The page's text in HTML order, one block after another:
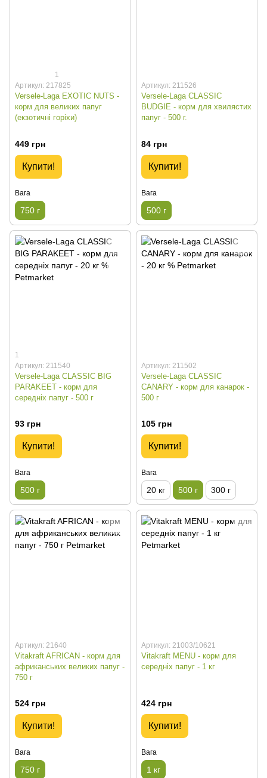
1
Артикул: 217825
Versele-Laga EXOTIC NUTS -
корм для великих папуг
(екзотичні горіхи)
449 грн
Купити!
Вага
750 г
Артикул: 211526
Versele-Laga CLASSIC
BUDGIE - корм для хвилястих
папуг - 500 г.
84 грн
Купити!
Вага
500 г
1
Артикул: 211540
Versele-Laga CLASSIC BIG
PARAKEET - корм для
середніх папуг - 500 г
93 грн
Купити!
Вага
500 г
Артикул: 211502
Versele-Laga CLASSIC
CANARY - корм для канарок -
500 г
105 грн
Купити!
Вага
20 кг 500 г 300 г
Артикул: 21640
Vitakraft AFRICAN - корм для
африканських великих папуг -
750 г
524 грн
Купити!
Вага
750 г
Артикул: 21003/10621
Vitakraft MENU - корм для
середніх папуг - 1 кг
424 грн
Купити!
Вага
1 кг